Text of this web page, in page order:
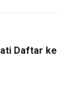
Daftar ke